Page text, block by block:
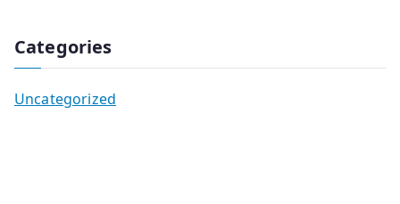
Categories
Uncategorized